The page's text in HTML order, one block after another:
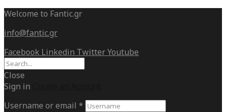
Welcome to Fantic.gr
info@fantic.gr
Facebook Linkedin TwitterYoutube
Close
Sign in
Username or email *